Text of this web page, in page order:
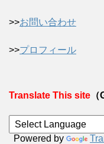
>>お問い合わせ
>>プロフィール
Translate This site
Powered by